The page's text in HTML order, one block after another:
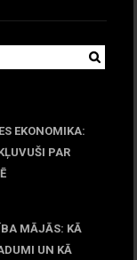
EKONOMIKA:
PAR
MĀJĀS: KĀ
UN KĀ